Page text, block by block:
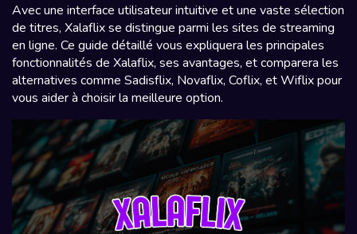
Avec une interface utilisateur intuitive et une vaste sélection
de titres, Xalaflix se distingue parmi les sites de streaming
en ligne. Ce guide détaillé vous expliquera les principales
fonctionnalités de Xalaflix, ses avantages, et comparera les
alternatives comme Sadisflix, Novaflix, Coflix, et Wiflix pour
vous aider à choisir la meilleure option.